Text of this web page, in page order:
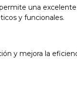
una
y funcionales.
y mejora la